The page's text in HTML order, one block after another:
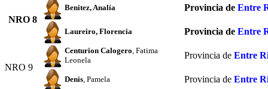
NRO 8
Benitez, Analía Provincia de Entre
Laureiro, Florencia Provincia de Entre
NRO 9
Centurion Calogero , Fatima
Leonela
Provincia de Entre
Denis , Pamela Provincia de Entre